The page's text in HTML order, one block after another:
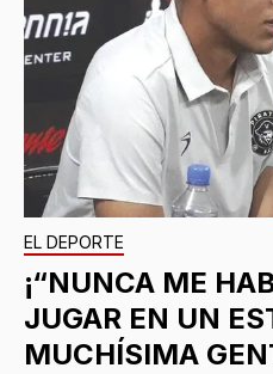
EL DEPORTE
¡“NUNCA ME
JUGAR EN UN
MUCHÍSIMA